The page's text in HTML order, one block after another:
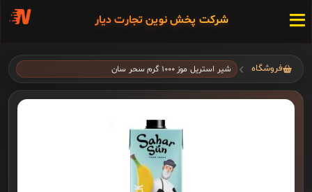
شرکت پخش نوین تجارت دیار
فروشگاه شیر استریل موز ۱۰۰۰ گرم سحر سان